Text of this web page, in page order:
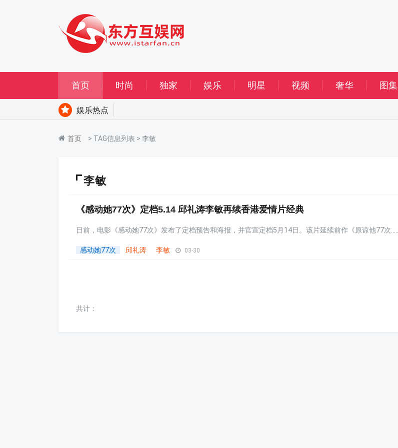
首页 时尚 独家 娱乐 明星 视频 奢华 图集
娱乐热点
首页 > TAG信息列表 > 李敏
李敏
《感动她77次》定档5.14 邱礼涛李敏再续香港爱情片经典
日前，电影《感动她77次》发布了定档预告和海报，并官宣定档5月14日。该片延续前作《原谅他77次......
感动她77次 邱礼涛 李敏 03-30
共计：